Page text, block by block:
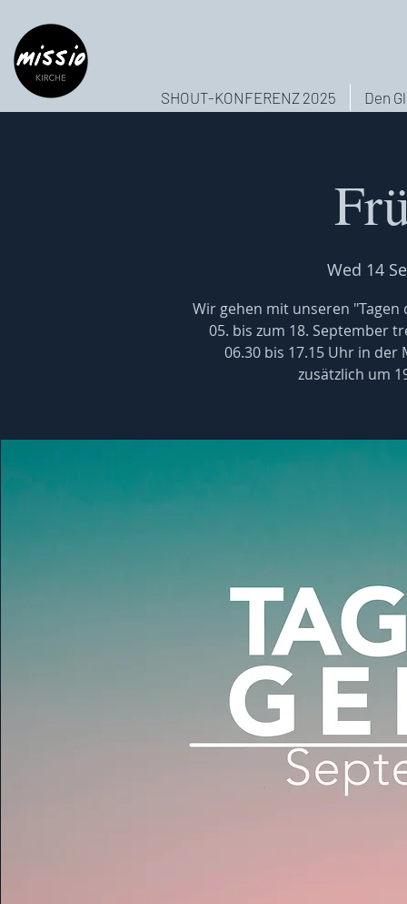
Den
SHOUT-KONFERENZ 2025
Wed 14
Wir gehen mit unseren "Tagen
05. bis zum 18. September
06.30 bis 17.15 Uhr in
zusätzlich um